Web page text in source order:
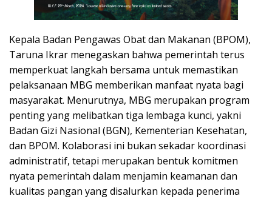
Kepala Badan Pengawas Obat dan Makanan (BPOM),
Taruna Ikrar menegaskan bahwa pemerintah terus
memperkuat langkah bersama untuk memastikan
pelaksanaan MBG memberikan manfaat nyata bagi
masyarakat. Menurutnya, MBG merupakan program
penting yang melibatkan tiga lembaga kunci, yakni
Badan Gizi Nasional (BGN), Kementerian Kesehatan,
dan BPOM. Kolaborasi ini bukan sekadar koordinasi
administratif, tetapi merupakan bentuk komitmen
nyata pemerintah dalam menjamin keamanan dan
kualitas pangan yang disalurkan kepada penerima